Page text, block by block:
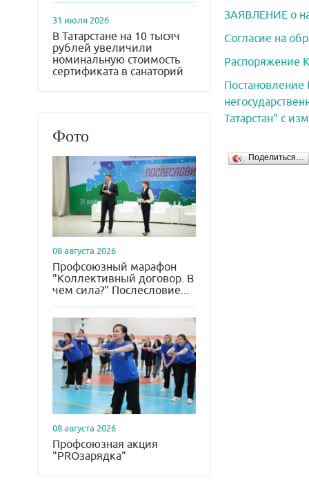
31 июля 2026
В Татарстане на 10 тысяч
рублей увеличили
номинальную стоимость
сертификата в санаторий
Фото
08 августа 2026
Профсоюзный марафон
"Коллективный договор. В
чем сила?" Послесловие...
08 августа 2026
Профсоюзная акция
"PROзарядка"
ЗАЯВЛЕНИЕ о
Согласие на
Распоряжение
Постановление
Татарстан" с
Поделиться…